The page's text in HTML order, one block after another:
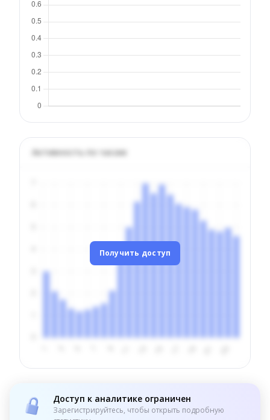
Активность по часам
Получить доступ
Доступ к аналитике ограничен
Зарегистрируйтесь, чтобы открыть подробную